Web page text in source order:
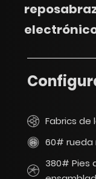
Fabrics de
60# rueda
380# Pies